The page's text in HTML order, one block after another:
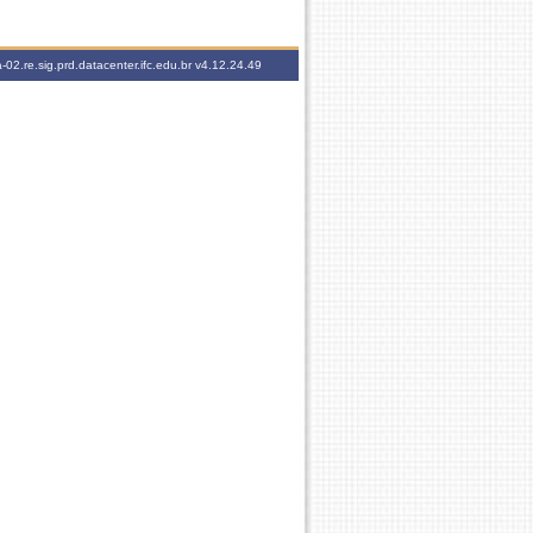
02.re.sig.prd.datacenter.ifc.edu.brv4.12.24.49